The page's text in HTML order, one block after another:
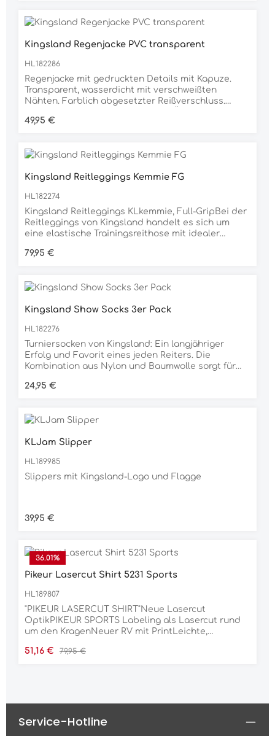
Kingsland Regenjacke PVC transparent
HL182286
Regenjacke mit gedruckten Details mit Kapuze.
Transparent, wasserdicht mit verschweißten
Nähten. Farblich abgesetzter Reißverschluss.
Brustbereich.Unsere Unisex-Artikel können etwas
Polyethylene (EVA)
Regulärer Preis:
49,95 €
Kingsland Reitleggings Kemmie FG
HL182274
Kingsland Reitleggings KLkemmie, Full-GripBei der
Reitleggings von Kingsland handelt es sich um
eine elastische Trainingsreithose mit idealer
Netzgewebeeinsätzen hinter dem Knie und am
besonders atmungsaktiv und schnell trocknend.
Reißverschluss sowie die Kingsland-Logo-
besondere Optik. Das Full-Grip-Muster sorgt
dabei für optimalen Halt. Sie hat ein Kingsland-
Metallanhänger am Bund.Material80 % Nylon, 20 %
ElasthanHandytascheelastischhoher
°Cauf links gedreht waschennicht im Trockner
Regulärer Preis:
79,95 €
Kingsland Show Socks 3er Pack
HL182276
Turniersocken von Kingsland: Ein langjähriger
Erfolg und Favorit eines jeden Reiters. Die
Kombination aus Nylon und Baumwolle sorgt für
Wäschen. Im praktischen 3er-Pack
Regulärer Preis:
24,95 €
KLJam Slipper
HL189985
Slippers mit Kingsland-Logo und Flagge
Regulärer Preis:
39,95 €
36.01%
Pikeur Lasercut Shirt 5231 Sports
HL189807
"PIKEUR LASERCUT SHIRT"Neue Lasercut
OptikPIKEUR SPORTS Labeling als Lasercut rund
um den KragenNeuer RV mit PrintLeichte,
10% ELASTAN
Verkaufspreis:
51,16 € Regulärer Preis:
79,95 €
Service-Hotline